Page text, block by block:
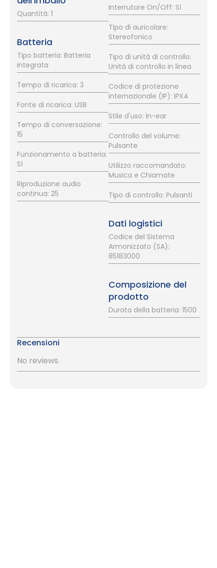
Quantità: 1
Batteria
Tipo batteria: Batteria
integrata
Tempo di ricarica: 3
Fonte di ricarica: USB
Tempo di conversazione:
15
Funzionamento a batteria:
Sì
Riproduzione audio
continua: 25
Interrutore On/Off: Sì
Tipo di auricolare:
Stereofonico
Tipo di unità di controllo:
Unità di controllo in linea
Codice di protezione
internazionale (IP): IPX4
Stile d'uso: In-ear
Controllo del volume:
Pulsante
Utilizzo raccomandato:
Musica e Chiamate
Tipo di controllo: Pulsanti
Dati logistici
Codice del Sistema
Armonizzato (SA):
85183000
Composizione del
prodotto
Durata della batteria: 1500
Recensioni
No reviews.